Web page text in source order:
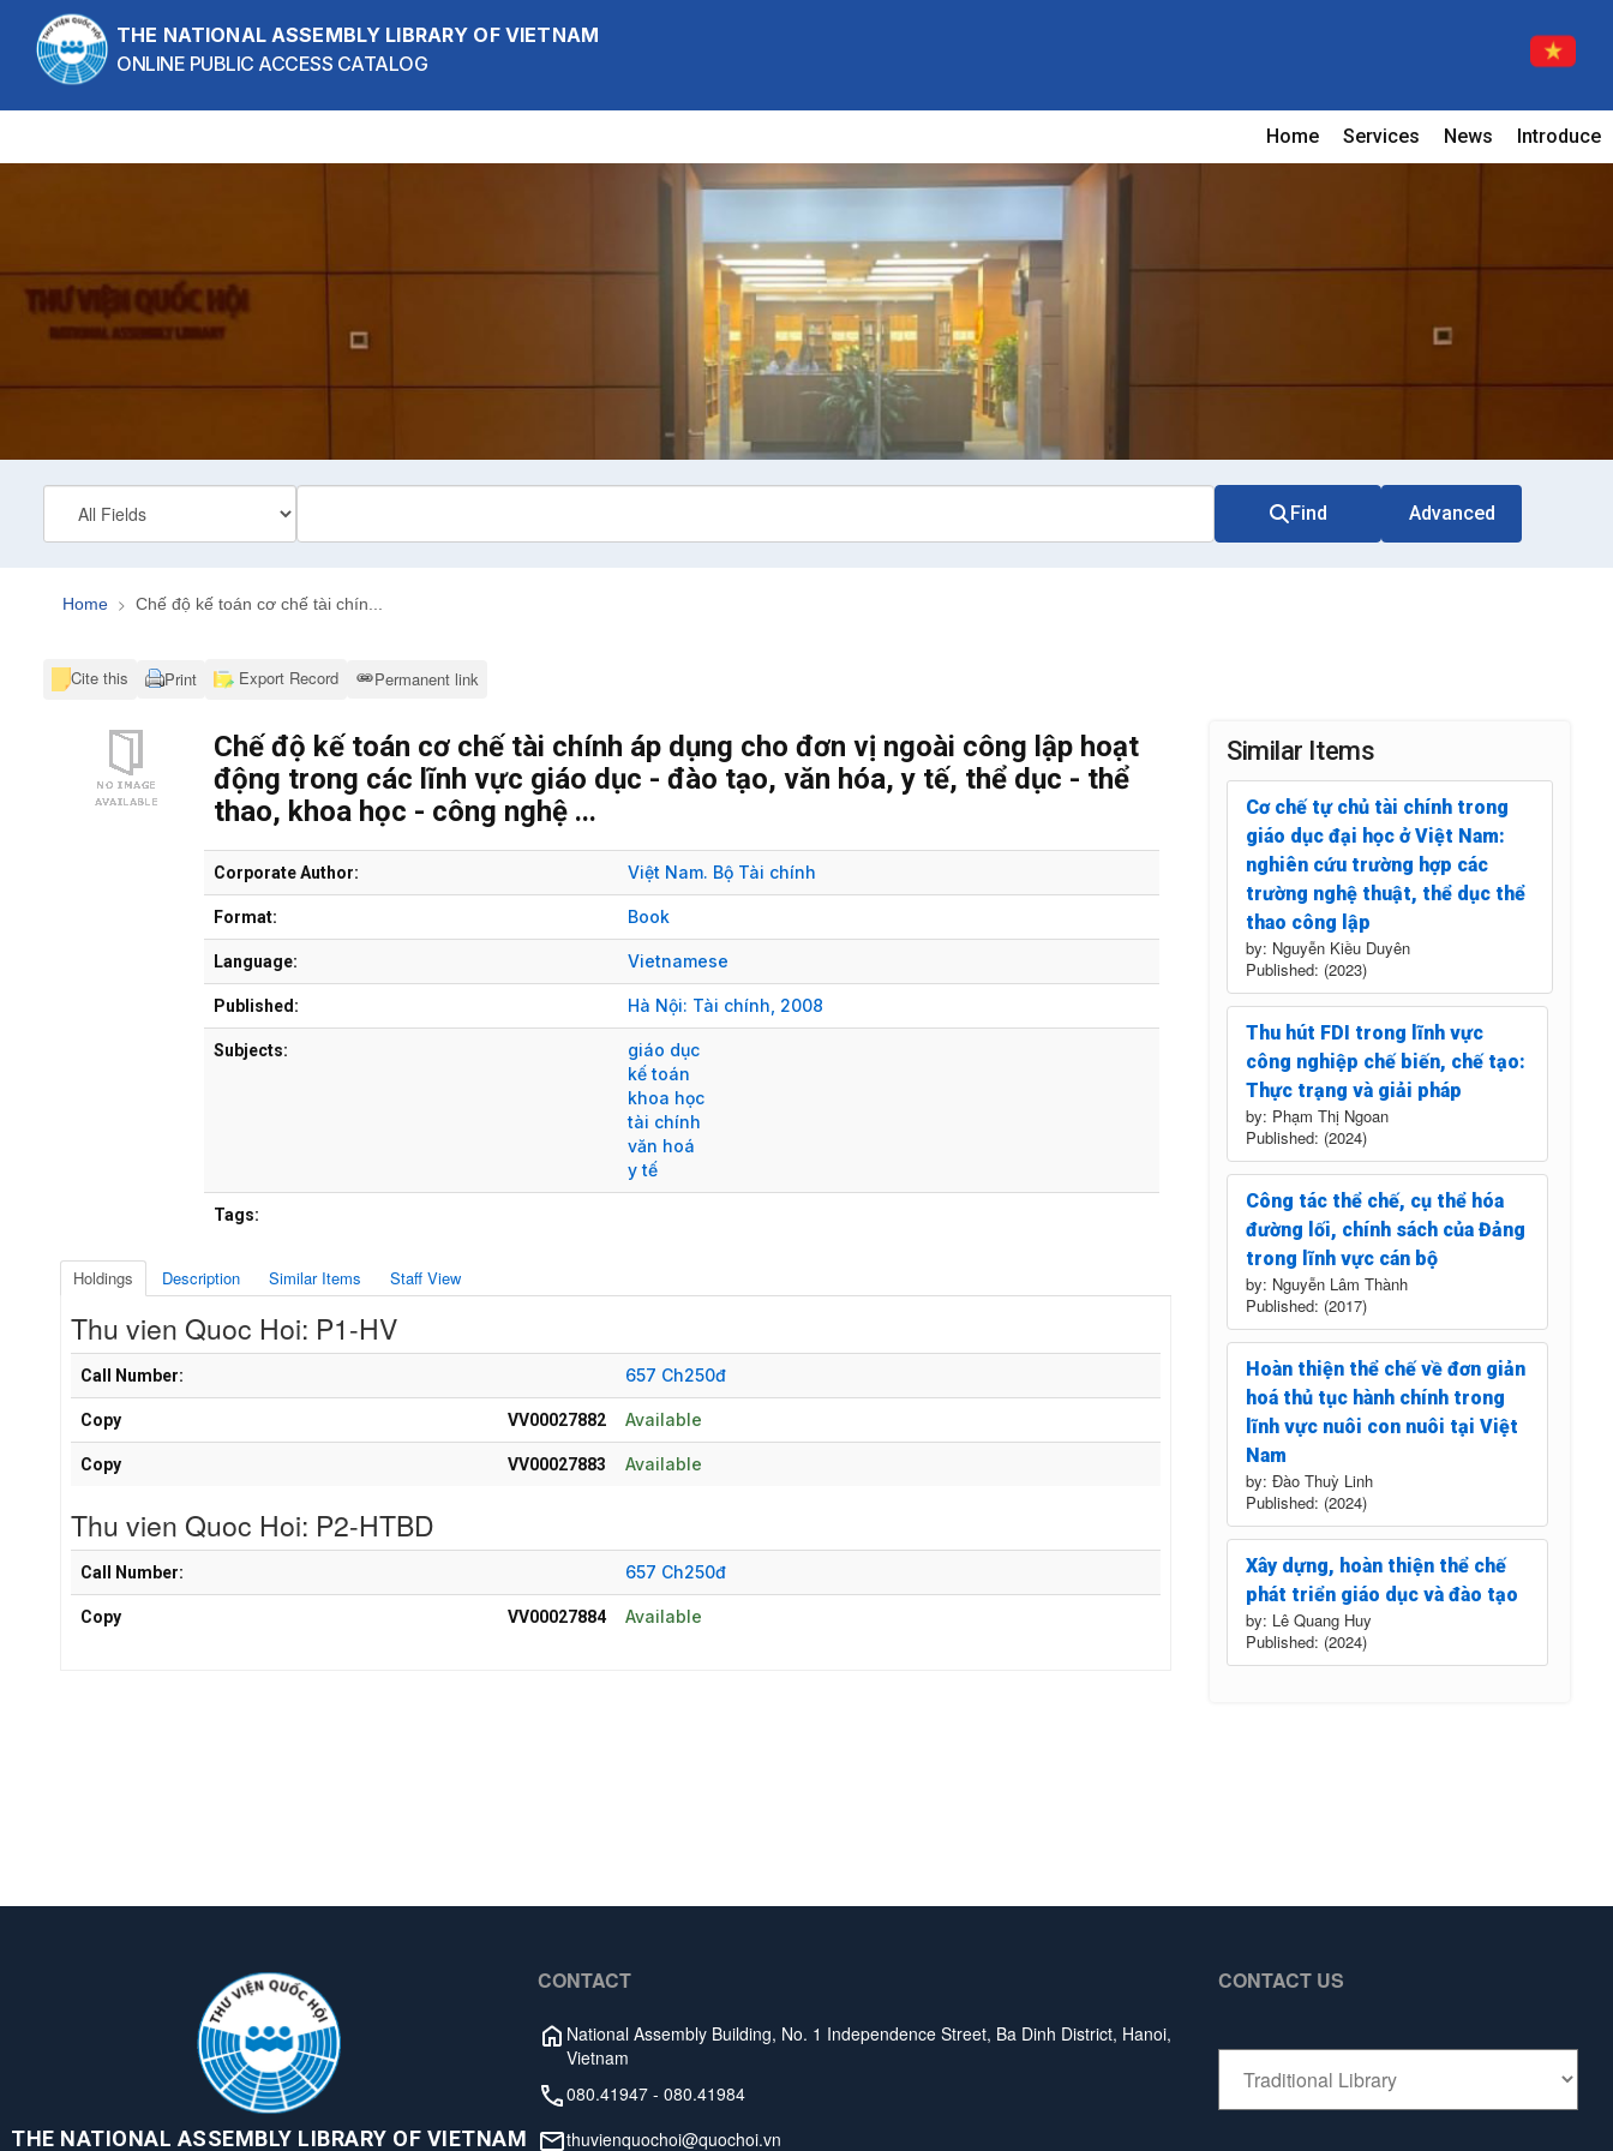
Skip to content
THE NATIONAL ASSEMBLY LIBRARY OF VIETNAM
ONLINE PUBLIC ACCESS CATALOG
Home Services News Introduce
Find Advanced
Home Chế độ kế toán cơ chế tài chín...
Cite this Print Export Record Permanent link
Chế độ kế toán cơ chế tài chính áp dụng cho đơn vị ngoài công lập hoạt
động trong các lĩnh vực giáo dục - đào tạo, văn hóa, y tế, thể dục - thể
thao, khoa học - công nghệ ...
Corporate Author: Việt Nam. Bộ Tài chính
Format: Book
Language: Vietnamese
Published: Hà Nội: Tài chính, 2008
Subjects:
giáo dục
kế toán
khoa học
tài chính
văn hoá
y tế
Tags:
Holdings Description Similar Items Staff View
Thu vien Quoc Hoi: P1-HV
Call Number: 657 Ch250đ
Copy VV00027882 Available
Copy VV00027883 Available
Thu vien Quoc Hoi: P2-HTBD
Call Number: 657 Ch250đ
Copy VV00027884 Available
Similar Items
Cơ chế tự chủ tài chính trong
giáo dục đại học ở Việt Nam:
nghiên cứu trường hợp các
trường nghệ thuật, thể dục thể
thao công lập
by: Nguyễn Kiều Duyên
Published: (2023)
Thu hút FDI trong lĩnh vực
công nghiệp chế biến, chế tạo:
Thực trạng và giải pháp
by: Phạm Thị Ngoan
Published: (2024)
Công tác thể chế, cụ thể hóa
đường lối, chính sách của Đảng
trong lĩnh vực cán bộ
by: Nguyễn Lâm Thành
Published: (2017)
Hoàn thiện thể chế về đơn giản
hoá thủ tục hành chính trong
lĩnh vực nuôi con nuôi tại Việt
Nam
by: Đào Thuỳ Linh
Published: (2024)
Xây dựng, hoàn thiện thể chế
phát triển giáo dục và đào tạo
by: Lê Quang Huy
Published: (2024)
THE NATIONAL ASSEMBLY LIBRARY OF VIETNAM
CONTACT
National Assembly Building, No. 1 Independence Street, Ba Dinh District, Hanoi,
Vietnam
080.41947 - 080.41984
thuvienquochoi@quochoi.vn
CONTACT US